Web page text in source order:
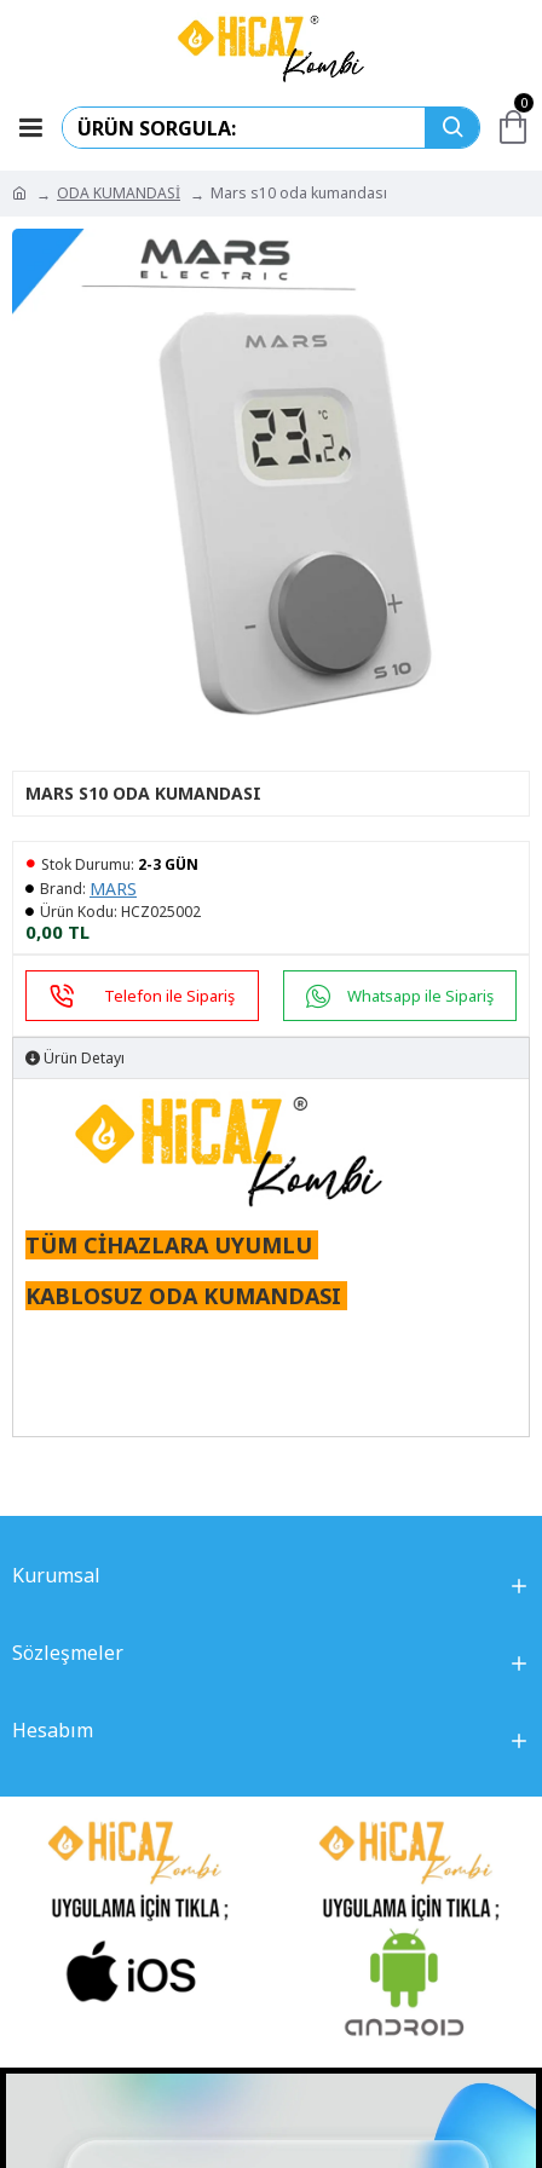
0
ODA KUMANDASİ Mars s10 oda kumandası
MARS S10 ODA KUMANDASI
0,00 TL
Stok Durumu: 2-3 GÜN
Brand: MARS
Ürün Kodu: HCZ025002
Telefon ile Sipariş Whatsapp ile Sipariş
Ürün Detayı
TÜM CİHAZLARA UYUMLU
KABLOSUZ ODA KUMANDASI
Kurumsal
Sözleşmeler
Hesabım